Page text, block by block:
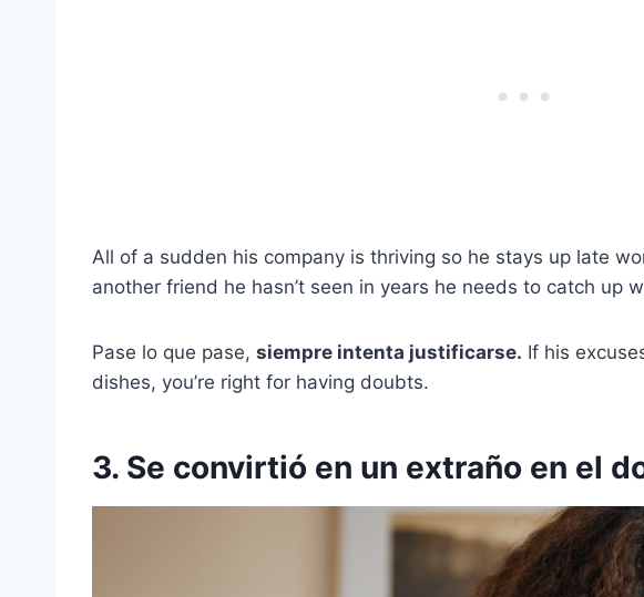
All of a sudden his company is thriving so he stays up late
another friend he hasn’t seen in years he needs to catch up
Pase lo que pase, siempre intenta justificarse. If his
dishes, you’re right for having doubts.
3. Se convirtió en un extraño en el